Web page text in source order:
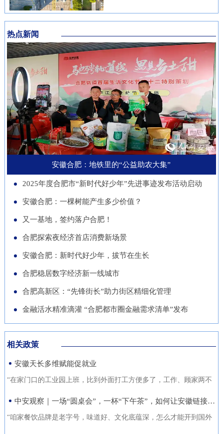
面的扎实成效。近年来，邮储银
行安徽省分行始终将清廉金融文
化建设摆在重要位置，通过常态
化教育、制度完善与持续宣传，
推动廉洁理念内化于心、外化于
行。在开展正面宣传教育的同
时，该行也注重警示教育，特别
是面向党员领导干部开展“以案
示警、以案为戒、以案促改”专
题教育，着力构建“不敢腐、不
能腐、不想腐”的长效机制，引
态。
系。在本届进博会上，来自安徽
的科技企业带来多件实物展品在
中国馆展出，此外，淮南、池州
等地市的老字号、非遗项目也展
示安徽丰富的文化底蕴。进博八
年，安徽从一个“采购者”，努力
成为“战略合作者”，合作模式也
从单纯的“买产品”向“引技术、
促升级”深化。今年安徽交易团
负责组织新兴产业相关单位参会
招商。这一切都服务于一个更精
准的目标：通过进博会，赋能安
徽正在全力发展的重点产业，努
力推动展商变投资商。科技与开
最快汽车仰望U9、在2025机器
人足球世界杯上夺冠的人形机器
人、可
林，从各自为战到联农共富，安
色变革，在守护江淮生态屏障的
同时，蹚出了一条生态效益、经
济效益、社会效益共赢的新路
径。作为全国林业大省，安徽现
有国有林场100个，经营总面积
超400万亩。近年来，安徽深入
贯彻落实习近平生态文明思想，
以国有林场改革为契机，通过创
新经营模式、拓展产业维度、深
化联农机制，让昔日“只守青山
的“助推器”、绿色经济的“新引
擎”。 扩绿兴绿护绿 筑牢美丽安
徽生态屏障清晨五点，潜山市驼
岭国有林场东风管护点，今年57
1988年参加工作起，这条巡山路
局城市，合肥正在着力打造低空
经济“前沿阵地”。合肥大学“智
慧交通”团队正在基础理论、关
键核心技术、人才队伍、产业发
展等方面全面发力，着力支撑合
肥打造综合交通枢纽科技力量。
近年来，合肥大学智能建造与交
通学院积极布局低空交通发展新
赛道，打造安徽省智慧交通大数
据分析与应用工程实验室等学科
交叉创新平台，联合头部企业开
展低空物流、城市应急等多应用
场景技术攻关。2025年，团
队“基于无人机空天信息的高速
路施工全过程的可视化、智能化
监管需求，通过无人机与 AI 算
法结合，实现高速公路施工安全
隐患实时识别与动态预警，构建
交通领航人才实训基地建设，将
热点新闻
安徽合肥：地铁里的“公益助农大集”
2025年度合肥市“新时代好少年”先进事迹发布活动启动
安徽合肥：一棵树能产生多少价值？
又一基地，签约落户合肥！
合肥探索夜经济首店消费新场景
安徽合肥：新时代好少年，拔节在生长
合肥稳居数字经济新一线城市
合肥高新区：“先锋街长”助力街区精细化管理
金融活水精准滴灌 “合肥都市圈金融需求清单”发布
相关政策
安徽天长多维赋能促就业
“在家门口的工业园上班，比到外面打工方便多了，工作、顾家两不
中安观察｜一场“圆桌会”，一杯“下午茶”，如何让安徽链接世界？
“咱家餐饮品牌是老字号，味道好、文化底蕴深，怎么才能开到国外